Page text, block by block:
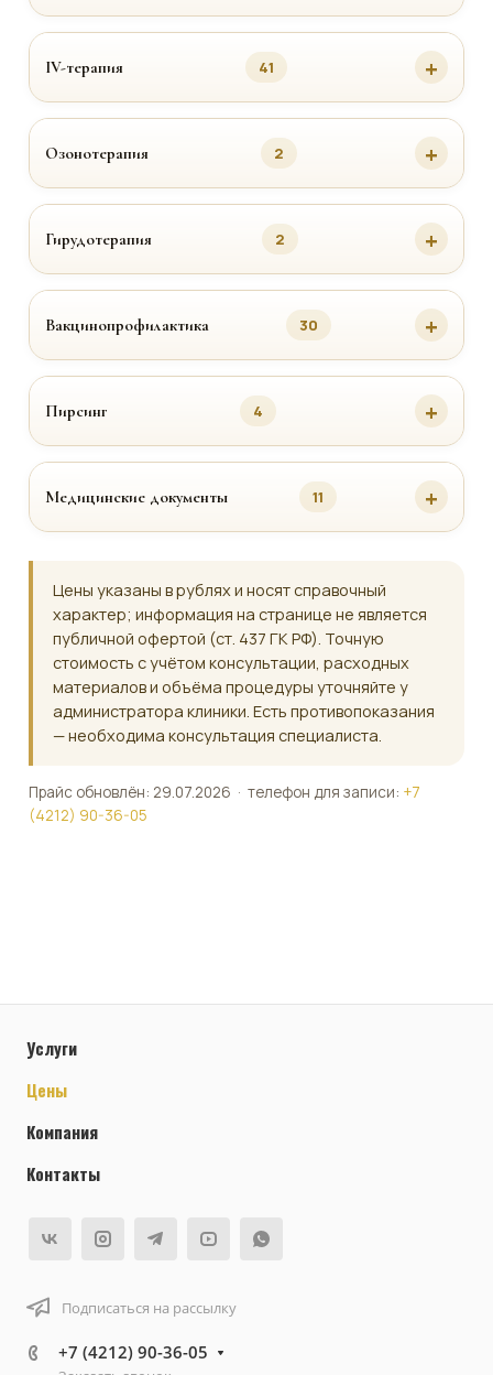
IV-терапия 41
Озонотерапия 2
Гирудотерапия 2
Вакцинопрофилактика 30
Пирсинг 4
Медицинские документы 11
Цены указаны в рублях и носят справочный
характер; информация на странице не является
публичной офертой (ст. 437 ГК РФ). Точную
стоимость с учётом консультации, расходных
материалов и объёма процедуры уточняйте у
администратора клиники. Есть противопоказания
— необходима консультация специалиста.
Прайс обновлён: 29.07.2026 · телефон для записи: +7
(4212) 90-36-05
Услуги
Цены
Компания
Контакты
Подписаться на рассылку
+7 (4212) 90-36-05